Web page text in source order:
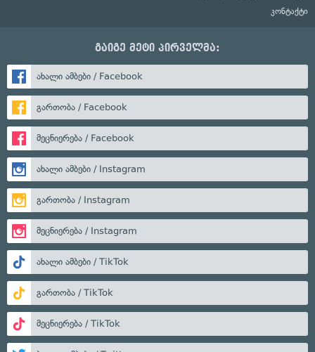
კონტაქტი
გაიგე მეტი პირველმა:
ახალი ამბები / Facebook
გართობა / Facebook
მეცნიერება / Facebook
ახალი ამბები / Instagram
გართობა / Instagram
მეცნიერება / Instagram
ახალი ამბები / TikTok
გართობა / TikTok
მეცნიერება / TikTok